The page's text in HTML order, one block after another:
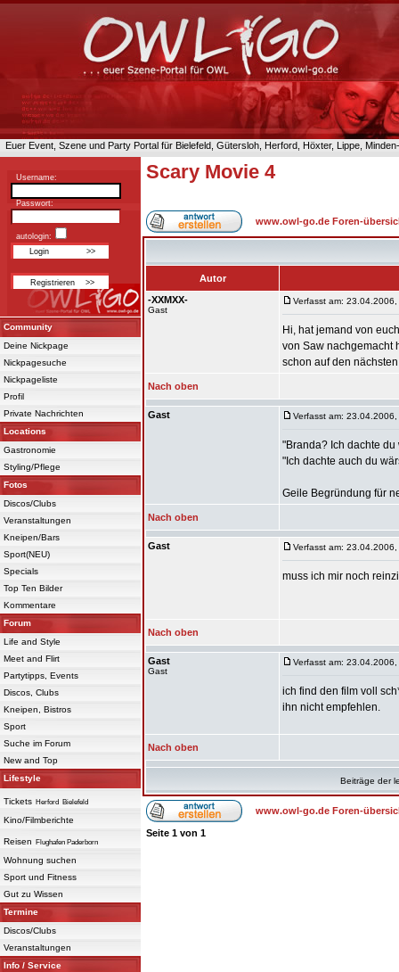
Euer Event, Szene und Party Portal für Bielefeld, Gütersloh, Herford, Höxter, Lippe,
Username:
Passwort:
autologin:
Community
Deine Nickpage
Nickpagesuche
Nickpageliste
Profil
Private Nachrichten
Locations
Gastronomie
Styling/Pflege
Fotos
Discos/Clubs
Veranstaltungen
Kneipen/Bars
Sport(NEU)
Specials
Top Ten Bilder
Kommentare
Forum
Life and Style
Meet and Flirt
Partytipps, Events
Discos, Clubs
Kneipen, Bistros
Sport
Suche im Forum
New and Top
Lifestyle
Tickets Herford Bielefeld
Kino/Filmberichte
Reisen Flughafen Paderborn
Wohnung suchen
Sport und Fitness
Gut zu Wissen
Termine
Discos/Clubs
Veranstaltungen
Info / Service
Scary Movie 4
www.owl-go.de Foren-
Autor
-XXMXX-
Gast
Verfasst am:
Hi, hat jemand von
von Saw nachgemacht
schon auf den
Nach oben
Gast Verfasst am:
"Branda? Ich dachte du
"Ich dachte auch du
Geile Begründung für
Nach oben
Gast Verfasst am:
muss ich mir noch
Nach oben
Gast
Gast
Verfasst am:
ich find den film voll
ihn nicht empfehlen.
Nach oben
Beiträge der
www.owl-go.de Foren-
Seite 1 von 1